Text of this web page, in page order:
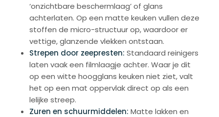
‘onzichtbare beschermlaag’ of glans
achterlaten. Op een matte keuken vullen deze
stoffen de micro-structuur op, waardoor er
vettige, glanzende vlekken ontstaan.
Strepen door zeepresten: Standaard reinigers
laten vaak een filmlaagje achter. Waar je dit
op een witte hoogglans keuken niet ziet, valt
het op een mat oppervlak direct op als een
lelijke streep.
Zuren en schuurmiddelen: Matte lakken en